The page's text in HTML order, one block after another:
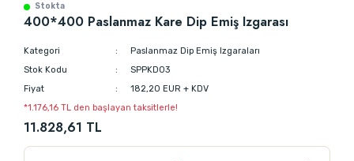
Stokta
400*400 Paslanmaz Kare Dip Emiş Izgarası
Kategori
Paslanmaz Dip Emiş Izgaraları
Stok Kodu
SPPKD03
Fiyat
182,20 EUR + KDV
*1.176,16 TL den başlayan taksitlerle!
11.828,61 TL